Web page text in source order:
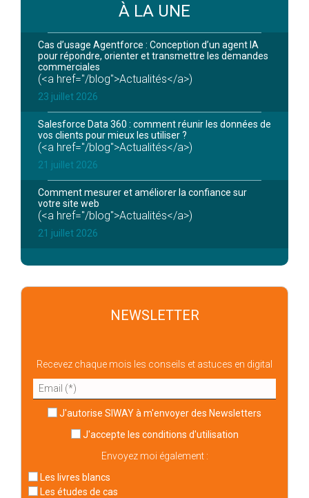
À LA UNE
Cas d’usage Agentforce : Conception d’un agent IA
pour répondre, orienter et transmettre les demandes
commerciales
(<a href="/blog">Actualités</a>)
23 juillet 2026
Salesforce Data 360 : comment réunir les données de
vos clients pour mieux les utiliser ?
(<a href="/blog">Actualités</a>)
21 juillet 2026
Comment mesurer et améliorer la confiance sur
votre site web
(<a href="/blog">Actualités</a>)
21 juillet 2026
NEWSLETTER
Recevez chaque mois les conseils et astuces en digital
J'autorise SIWAY à m'envoyer des Newsletters
J'accepte les conditions d'utilisation
Envoyez moi également :
Les livres blancs
Les études de cas